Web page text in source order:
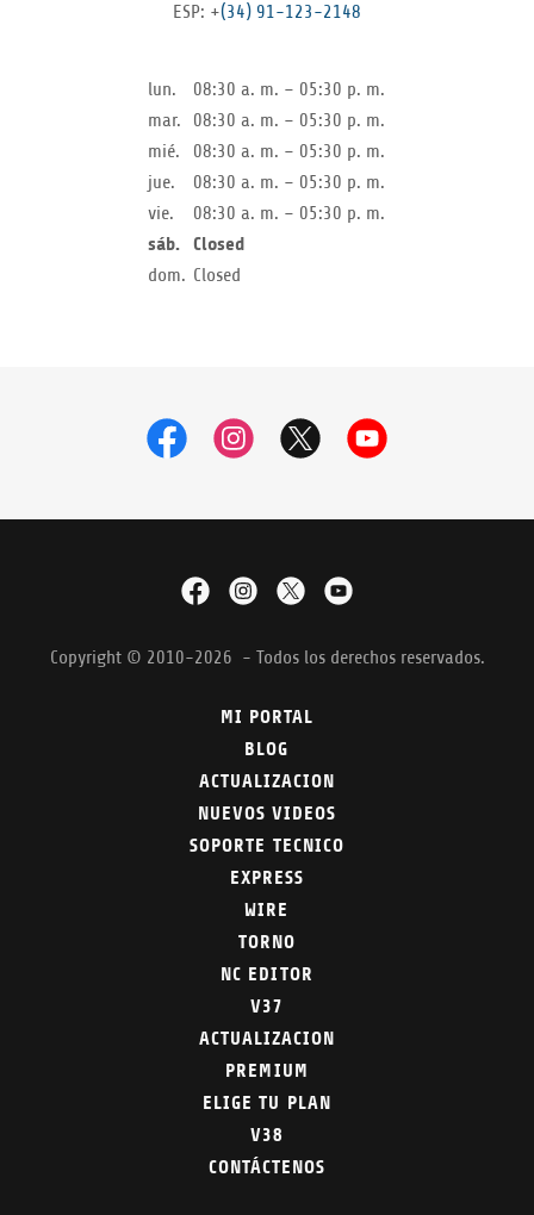
ESP: +(34) 91-123-2148
lun.
08:30 a. m. – 05:30 p. m.
mar.
08:30 a. m. – 05:30 p. m.
mié.
08:30 a. m. – 05:30 p. m.
jue.
08:30 a. m. – 05:30 p. m.
vie.
08:30 a. m. – 05:30 p. m.
sáb. Closed
dom. Closed
Copyright © 2010-2026 - Todos los derechos reservados.
MI PORTAL
BLOG
ACTUALIZACION
NUEVOS VIDEOS
SOPORTE TECNICO
EXPRESS
WIRE
TORNO
NC EDITOR
V37
ACTUALIZACION
PREMIUM
ELIGE TU PLAN
V38
CONTÁCTENOS